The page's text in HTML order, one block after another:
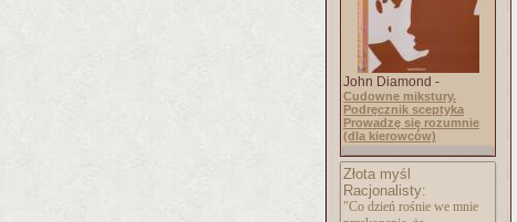
John Diamond -
Cudowne mikstury.
Podręcznik sceptyka
Prowadzę się rozumnie
(dla kierowców)
Złota myśl
Racjonalisty:
"Co dzień rośnie we mnie